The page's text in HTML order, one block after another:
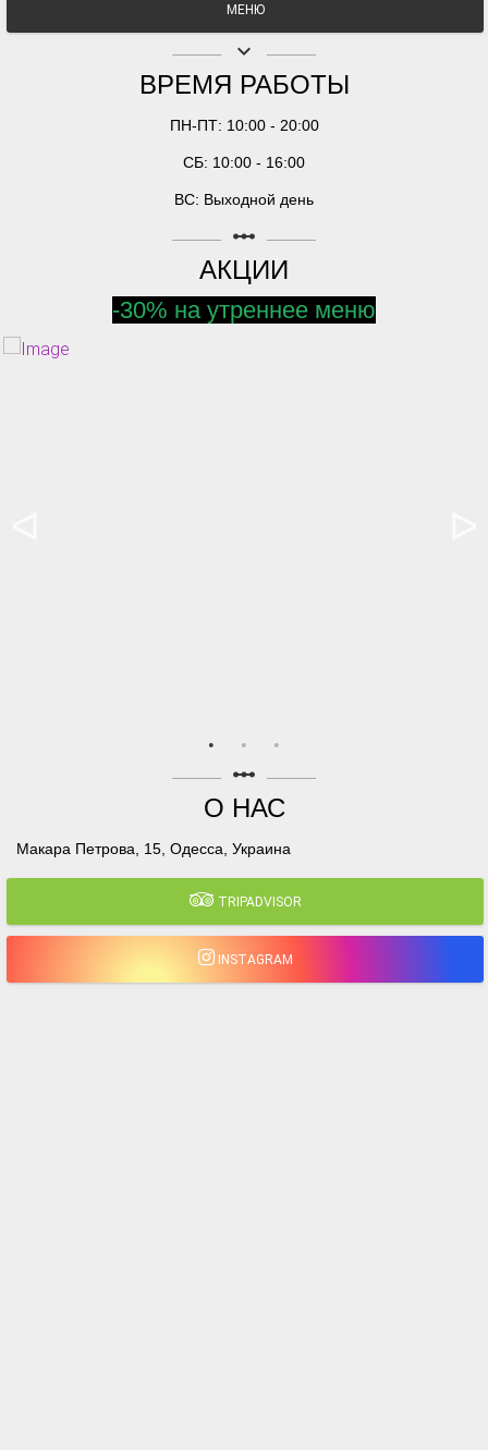
МЕНЮ
keyboard_arrow_down
ВРЕМЯ РАБОТЫ
ПН-ПТ: 10:00 - 20:00
СБ: 10:00 - 16:00
ВС: Выходной день
linear_scale
АКЦИИ
-30% на утреннее меню
linear_scale
О НАС
Макара Петрова, 15, Одесса, Украина
TRIPADVISOR
INSTAGRAM